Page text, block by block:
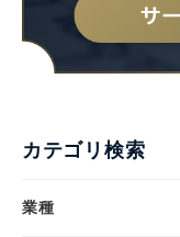
カテゴリ検索
業種